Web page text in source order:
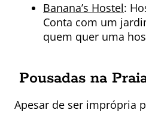
Banana’s Hostel:
Conta com um
quem quer uma
Pousadas na
Apesar de ser imprópria